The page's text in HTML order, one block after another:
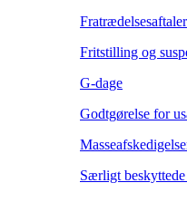
Fratrædelsesaftaler
Fritstilling og
G-dage
Godtgørelse for
Særligt